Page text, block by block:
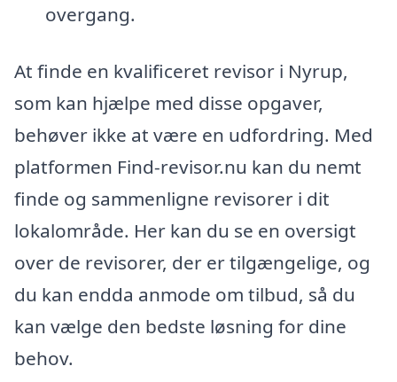
overgang.
At finde en kvalificeret revisor i Nyrup,
som kan hjælpe med disse opgaver,
behøver ikke at være en udfordring. Med
platformen Find-revisor.nu kan du nemt
finde og sammenligne revisorer i dit
lokalområde. Her kan du se en oversigt
over de revisorer, der er tilgængelige, og
du kan endda anmode om tilbud, så du
kan vælge den bedste løsning for dine
behov.